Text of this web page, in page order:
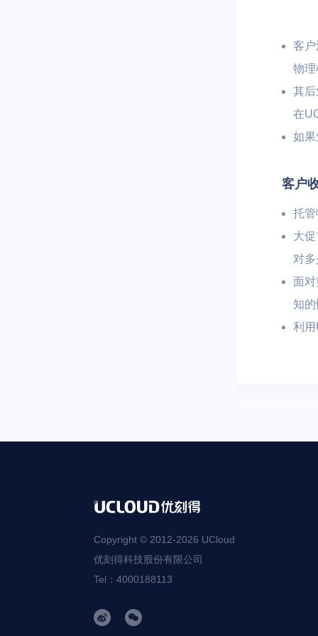
客
物
其
在
如
客户
托
大
对
面
知
利
Copyright © 2012-2026 UCloud
优刻得科技股份有限公司
Tel：4000188113